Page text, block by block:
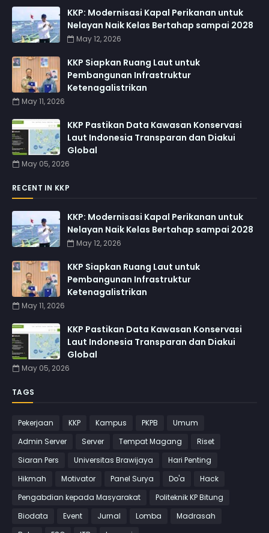
KKP: Modernisasi Kapal Perikanan untuk
Nelayan Naik Kelas Bertahap sampai 2028
May 12, 2026
KKP Siapkan Ruang Laut untuk
Pembangunan Infrastruktur
Ketenagalistrikan
May 11, 2026
KKP Pastikan Data Kawasan Konservasi
Laut Indonesia Transparan dan Diakui
Global
May 05, 2026
RECENT IN KKP
KKP: Modernisasi Kapal Perikanan untuk
Nelayan Naik Kelas Bertahap sampai 2028
May 12, 2026
KKP Siapkan Ruang Laut untuk
Pembangunan Infrastruktur
Ketenagalistrikan
May 11, 2026
KKP Pastikan Data Kawasan Konservasi
Laut Indonesia Transparan dan Diakui
Global
May 05, 2026
TAGS
Pekerjaan KKP Kampus PKPB
Umum
Admin Server
Server Tempat Magang
Riset
Siaran Pers
Universitas Brawijaya
Hari Penting
Hikmah
Motivator Panel Surya Do'a
Hack
Pengabdian kepada Masyarakat
Politeknik KP Bitung
Biodata
Event Jurnal Lomba
Madrasah